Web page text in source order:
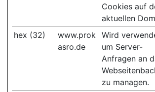
Cookies auf
aktuellen
hex (32)
www.prok
asro.de
Wird
um Server-
Anfragen an
zu managen.